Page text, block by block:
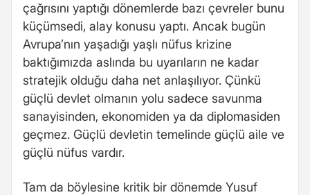
çağrısını yaptığı dönemlerde bazı çevreler bunu
küçümsedi, alay konusu yaptı. Ancak bugün
Avrupa’nın yaşadığı yaşlı nüfus krizine
baktığımızda aslında bu uyarıların ne kadar
stratejik olduğu daha net anlaşılıyor. Çünkü
güçlü devlet olmanın yolu sadece savunma
sanayisinden, ekonomiden ya da diplomasiden
geçmez. Güçlü devletin temelinde güçlü aile ve
güçlü nüfus vardır.
Tam da böylesine kritik bir dönemde Yusuf